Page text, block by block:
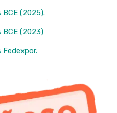
(2025).
(2023)